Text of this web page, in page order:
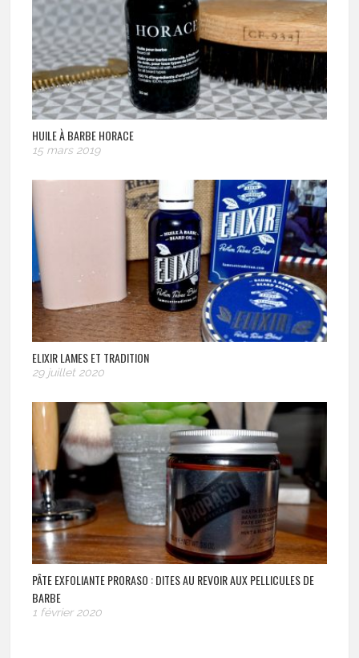
HUILE À BARBE HORACE
15 mars 2019
ELIXIR LAMES ET TRADITION
29 juillet 2020
PÂTE EXFOLIANTE PRORASO : DITES AU REVOIR AUX PELLICULES DE
BARBE
1 février 2020